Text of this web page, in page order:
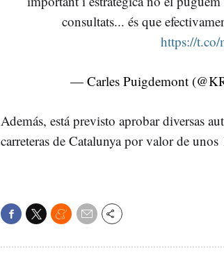
consultats... és que
https://
— Carles Puigdemont
Además, está previsto aprobar diversas
carreteras de Catalunya por valor de